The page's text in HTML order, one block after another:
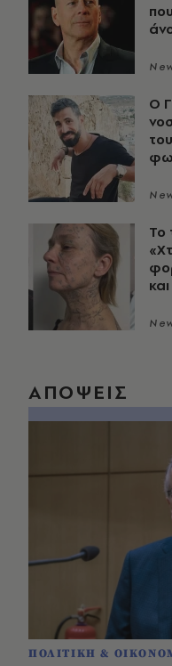
O
Το
ΑΠΟΨΕΙΣ
ΠΟΛΙΤΙΚΗ &